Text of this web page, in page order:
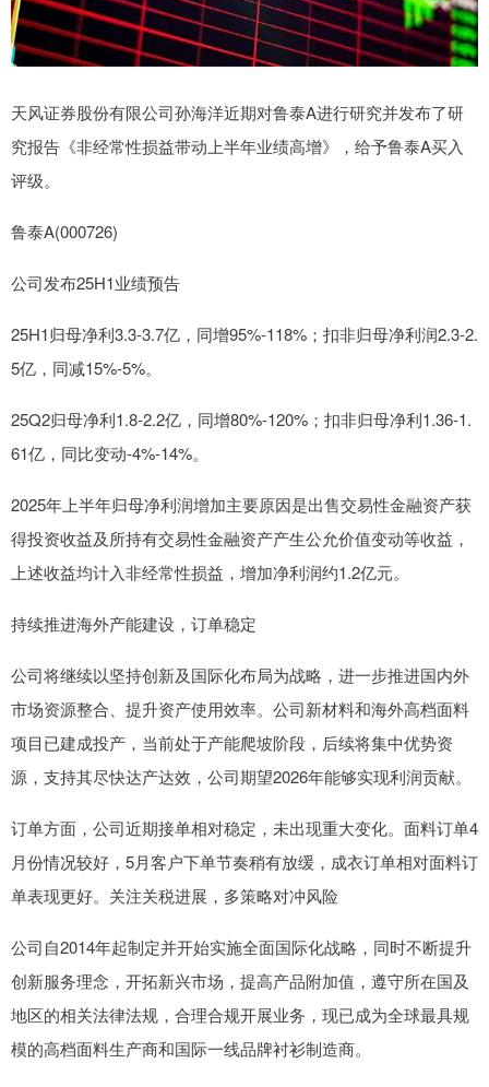
天风证券股份有限公司孙海洋近期对鲁泰A进行研究并发布了研
究报告《非经常性损益带动上半年业绩高增》，给予鲁泰A买入
评级。
鲁泰A(000726)
公司发布25H1业绩预告
25H1归母净利3.3-3.7亿，同增95%-118%；扣非归母净利润2.3-2.
5亿，同减15%-5%。
25Q2归母净利1.8-2.2亿，同增80%-120%；扣非归母净利1.36-1.
61亿，同比变动-4%-14%。
2025年上半年归母净利润增加主要原因是出售交易性金融资产获
得投资收益及所持有交易性金融资产产生公允价值变动等收益，
上述收益均计入非经常性损益，增加净利润约1.2亿元。
持续推进海外产能建设，订单稳定
公司将继续以坚持创新及国际化布局为战略，进一步推进国内外
市场资源整合、提升资产使用效率。公司新材料和海外高档面料
项目已建成投产，当前处于产能爬坡阶段，后续将集中优势资
源，支持其尽快达产达效，公司期望2026年能够实现利润贡献。
订单方面，公司近期接单相对稳定，未出现重大变化。面料订单4
月份情况较好，5月客户下单节奏稍有放缓，成衣订单相对面料订
单表现更好。关注关税进展，多策略对冲风险
公司自2014年起制定并开始实施全面国际化战略，同时不断提升
创新服务理念，开拓新兴市场，提高产品附加值，遵守所在国及
地区的相关法律法规，合理合规开展业务，现已成为全球最具规
模的高档面料生产商和国际一线品牌衬衫制造商。